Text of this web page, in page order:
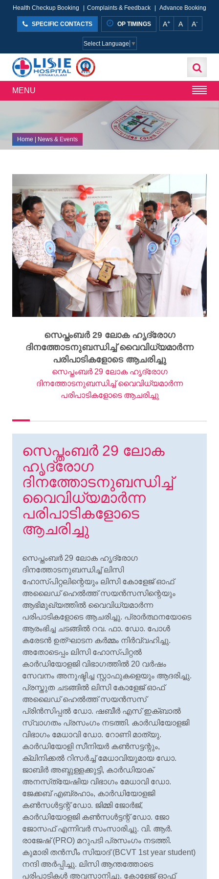
Health Checkup Booking Complaints & Feedback Advance Booking
SPECIFIC CONTACTS OP TIMINGS A+ A A-
Select Language ▼
MENU
Home| News & Events
സെപ്തംബര്‍ 29 ലോക ഹൃദ്‌രോഗ
ദിനത്തോടനുബന്ധിച്ച് വൈവിധ്യമാര്‍ന്ന
പരിപാടികളോടെ ആചരിച്ചു
സെപ്തംബര്‍ 29 ലോക ഹൃദ്‌രോഗ
ദിനത്തോടനുബന്ധിച്ച് വൈവിധ്യമാര്‍ന്ന
പരിപാടികളോടെ ആചരിച്ചു
സെപ്തംബര്‍ 29 ലോക
ഹൃദ്‌രോഗ
ദിനത്തോടനുബന്ധിച്ച്
വൈവിധ്യമാര്‍ന്ന
പരിപാടികളോടെ
ആചരിച്ചു
സെപ്തംബര്‍ 29 ലോക ഹൃദ്‌രോഗ
ദിനത്തോടനുബന്ധിച്ച് ലിസി
ഹോസ്പിറ്റലിന്റെയും ലിസി കോളേജ് ഓഫ്
അലൈഡ് ഹെല്‍ത്ത് സയന്‍സസിന്റെയും
ആഭിമുഖ്യത്തില്‍ വൈവിധ്യമാര്‍ന്ന
പരിപാടികളോടെ ആചരിച്ചു. പ്രാര്‍ത്ഥനയോടെ
ആരംഭിച്ച ചടങ്ങില്‍ റവ. ഫാ. ഡോ. പോള്‍
കരേടന്‍ ഉത്ഘാടന കര്‍മ്മം നിര്‍വ്വഹിച്ചു.
അതോടെപ്പം ലിസി ഹോസ്പിറ്റല്‍
കാര്‍ഡിയോളജി വിഭാഗത്തില്‍ 20 വര്‍ഷം
സേവനം അനുഷ്ടിച്ച സ്റ്റാഫുകളെയും ആദരിച്ചു.
പ്രസ്തുത ചടങ്ങില്‍ ലിസി കോളേജ് ഓഫ്
അലൈഡ് ഹെല്‍ത്ത് സയന്‍സസ്
പ്രിന്‍സിപ്പല്‍ ഡോ. ഷബീര്‍ എസ് ഇക്ബാല്‍
സ്വാഗതം പ്രസംഗം നടത്തി. കാര്‍ഡിയോളജി
വിഭാഗം മേധാവി ഡോ. റോണി മാത്യു.
കാര്‍ഡിയോളി സീനിയര്‍ കണ്‍സട്ടന്റും,
ക്ലിനിക്കല്‍ റിസര്‍ച്ച് മേധാവിയുമായ ഡോ.
ജാബിര്‍ അബ്ദുള്ളക്കുട്ടി, കാര്‍ഡിയാക്
അനസ്‌ത്യേഷിയ വിഭാഗം മേധാവി ഡോ.
ജേക്കബ് എബ്രഹാം, കാര്‍ഡിയോളജി
കണ്‍സള്‍ട്ടന്റ് ഡോ. ജിമ്മി ജോര്‍ജ്,
കാര്‍ഡിയോളജി കണ്‍സള്‍ട്ടന്റ് ഡോ. ജോ
ജോസഫ് എന്നിവര്‍ സംസാരിച്ചു. വി. ആര്‍.
രാജേഷ് (PRO) മറുപടി പ്രസംഗം നടത്തി.
കുമാരി തന്‍സീം സിയാദ് (BCVT 1st year student)
നന്ദി അര്‍പ്പിച്ചു. ലിസി ആന്തത്തോടെ
പരിപാടികള്‍ അവസാനിച്ചു. കോളേജ് ഓഫ്